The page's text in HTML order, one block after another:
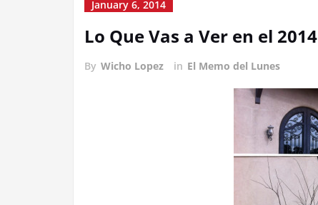
January 6, 2014
Lo Que Vas a Ver en el 2014
By Wicho Lopez in El Memo del Lunes